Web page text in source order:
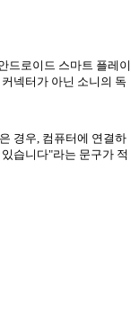
드로이드 스마트 플레이
넥터가 아닌 소니의 독
경우, 컴퓨터에 연결하
습니다"라는 문구가 적